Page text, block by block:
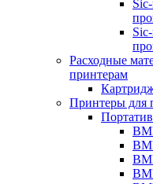
Расходные
принтерам
Принтеры для